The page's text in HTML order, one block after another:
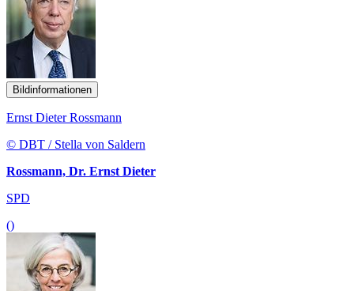
Bildinformationen
Ernst Dieter Rossmann
© DBT / Stella von Saldern
Rossmann, Dr. Ernst Dieter
SPD
()